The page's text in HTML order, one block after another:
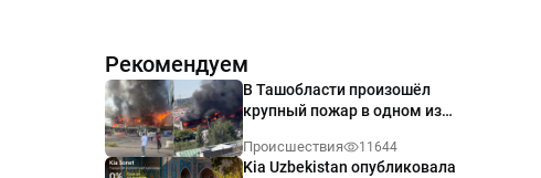
Рекомендуем
В Ташобласти произошёл
крупный пожар в одном из
Происшествия 11644
Kia Uzbekistan опубликовала